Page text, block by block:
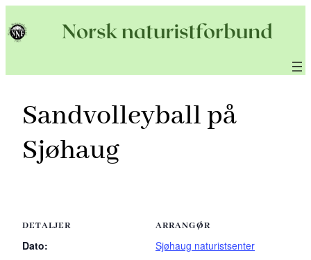
til
Sandvolleyball på
Sjøhaug
DETALJER
Dato:
ARRANGØR
Sjøhaug naturistsenter